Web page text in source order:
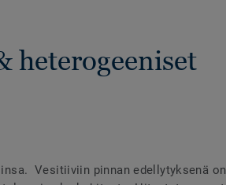
heterogeeniset
Vesitiiviin pinnan edellytyksenä on